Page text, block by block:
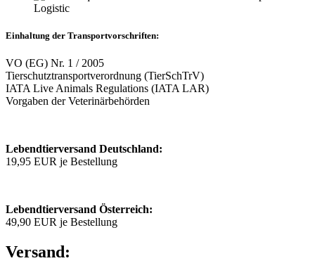
Einhaltung der Transportvorschriften:
VO (EG) Nr. 1 / 2005
Tierschutztransportverordnung (TierSchTrV)
IATA Live Animals Regulations (IATA LAR)
Vorgaben der Veterinärbehörden
Lebendtierversand Deutschland:
19,95 EUR je Bestellung
Lebendtierversand Österreich:
49,90 EUR je Bestellung
Versand: